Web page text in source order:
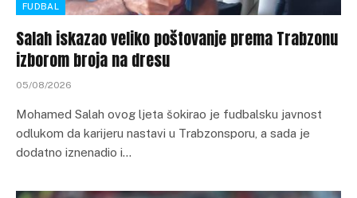
FUDBAL
Salah iskazao veliko poštovanje prema Trabzonu
izborom broja na dresu
05/08/2026
Mohamed Salah ovog ljeta šokirao je fudbalsku javnost
odlukom da karijeru nastavi u Trabzonsporu, a sada je
dodatno iznenadio i…